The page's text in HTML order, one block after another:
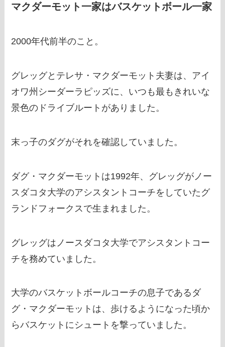
マクダーモット一家はバスケットボール一家
2000年代前半のこと。
グレッグとテレサ・マクダーモット夫妻は、アイ
オワ州シーダーラピッズに、いつも最もきれいな
景色のドライブルートがありました。
末っ子のダグがそれを確認していました。
ダグ・マクダーモットは1992年、グレッグがノー
スダコタ大学のアシスタントコーチをしていたグ
ランドフォークスで生まれました。
グレッグはノースダコタ大学でアシスタントコー
チを務めていました。
大学のバスケットボールコーチの息子であるダ
グ・マクダーモットは、歩けるようになった頃か
らバスケットにシュートを撃っていました。